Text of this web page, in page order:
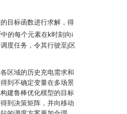
目标函数进行求解，得
中的每个元素在k时刻向i
度任务，令其行驶至j区
区域的历史充电需求和
到不确定变量在多场景
建鲁棒优化模型的目标
到决策矩阵，并向移动